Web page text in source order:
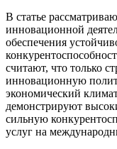
В статье
инновационной
обеспечения
считают, что только
инновационную
экономический
демонстрируют
сильную
услуг на